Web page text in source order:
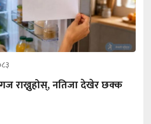
राख्नुहोस्, नतिजा देखेर छक्क